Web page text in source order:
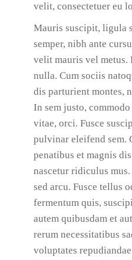
velit, consectetuer eu
Mauris suscipit, ligula
semper, nibh ante
velit mauris vel metus.
nulla. Cum sociis
dis parturient montes,
In sem justo,
vitae, orci. Fusce
pulvinar eleifend sem.
penatibus et magnis
nascetur ridiculus
sed arcu. Fusce tellus
fermentum quis,
autem quibusdam et
rerum necessitatibus
voluptates